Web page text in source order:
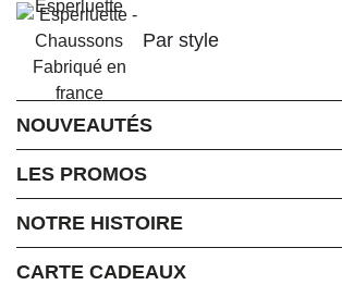
Par style
NOUVEAUTÉS
LES PROMOS
NOTRE HISTOIRE
CARTE CADEAUX